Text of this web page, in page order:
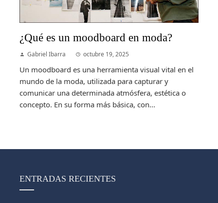
¿Qué es un moodboard en moda?
Gabriel Ibarra octubre 19, 2025
Un moodboard es una herramienta visual vital en el
mundo de la moda, utilizada para capturar y
comunicar una determinada atmósfera, estética o
concepto. En su forma más básica, con...
ENTRADAS RECIENTES